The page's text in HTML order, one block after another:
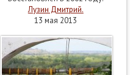
Лузин Дмитрий.
13 мая 2013